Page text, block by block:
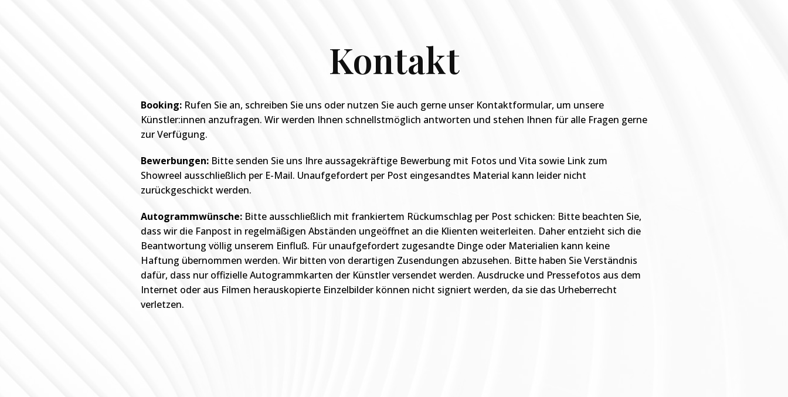
Kontakt
Booking: Rufen Sie an, schreiben Sie uns oder nutzen Sie auch gerne unser Kontaktformular, um unsere
Künstler:innen anzufragen. Wir werden Ihnen schnellstmöglich antworten und stehen Ihnen für alle Fragen gerne
zur Verfügung.
Bewerbungen: Bitte senden Sie uns Ihre aussagekräftige Bewerbung mit Fotos und Vita sowie Link zum
Showreel ausschließlich per E-Mail. Unaufgefordert per Post eingesandtes Material kann leider nicht
zurückgeschickt werden.
Autogrammwünsche: Bitte ausschließlich mit frankiertem Rückumschlag per Post schicken: Bitte beachten Sie,
dass wir die Fanpost in regelmäßigen Abständen ungeöffnet an die Klienten weiterleiten. Daher entzieht sich die
Beantwortung völlig unserem Einfluß. Für unaufgefordert zugesandte Dinge oder Materialien kann keine
Haftung übernommen werden. Wir bitten von derartigen Zusendungen abzusehen. Bitte haben Sie Verständnis
dafür, dass nur offizielle Autogrammkarten der Künstler versendet werden. Ausdrucke und Pressefotos aus dem
Internet oder aus Filmen herauskopierte Einzelbilder können nicht signiert werden, da sie das Urheberrecht
verletzen.